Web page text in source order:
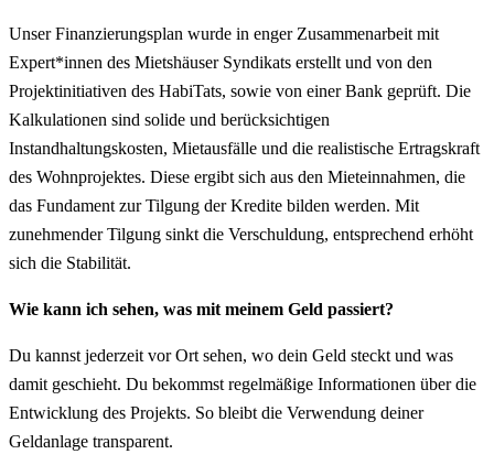
Unser Finanzierungsplan wurde in enger Zusammenarbeit mit
Expert*innen des Mietshäuser Syndikats erstellt und von den
Projektinitiativen des HabiTats, sowie von einer Bank geprüft. Die
Kalkulationen sind solide und berücksichtigen
Instandhaltungskosten, Mietausfälle und die realistische Ertragskraft
des Wohnprojektes. Diese ergibt sich aus den Mieteinnahmen, die
das Fundament zur Tilgung der Kredite bilden werden. Mit
zunehmender Tilgung sinkt die Verschuldung, entsprechend erhöht
sich die Stabilität.
Wie kann ich sehen, was mit meinem Geld passiert?
Du kannst jederzeit vor Ort sehen, wo dein Geld steckt und was
damit geschieht. Du bekommst regelmäßige Informationen über die
Entwicklung des Projekts. So bleibt die Verwendung deiner
Geldanlage transparent.